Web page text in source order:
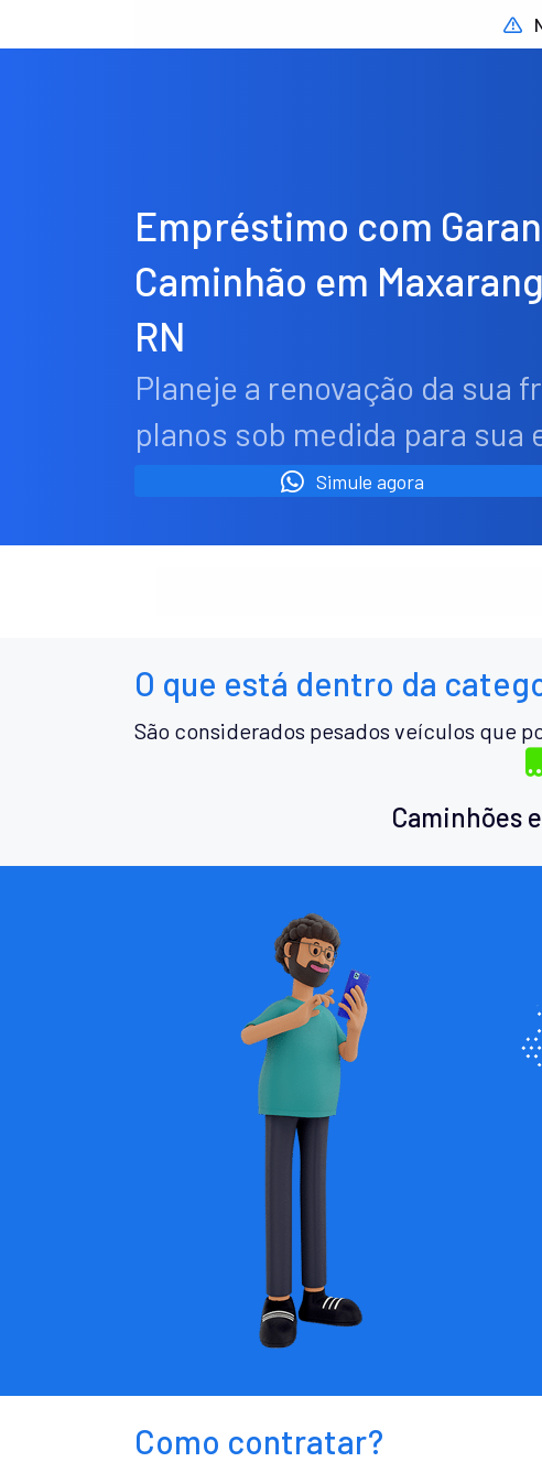
Empréstimo com
Caminhão em
RN
Planeje a renovação da sua
planos sob medida para sua
Simule agora
O que está dentro da
São considerados pesados veículos que
Caminhões
Como contratar?